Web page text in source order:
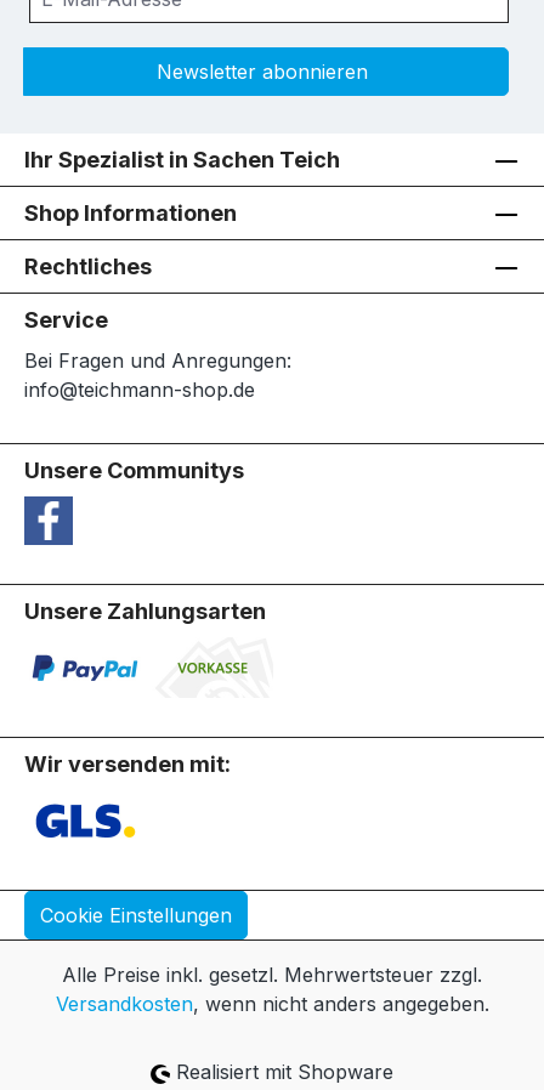
Newsletter abonnieren
Ihr Spezialist in Sachen Teich
Shop Informationen
Rechtliches
Service
Bei Fragen und Anregungen:
info@teichmann-shop.de
Unsere Communitys
Unsere Zahlungsarten
Wir versenden mit:
Cookie Einstellungen
Alle Preise inkl. gesetzl. Mehrwertsteuer zzgl.
Versandkosten, wenn nicht anders angegeben.
Realisiert mit Shopware